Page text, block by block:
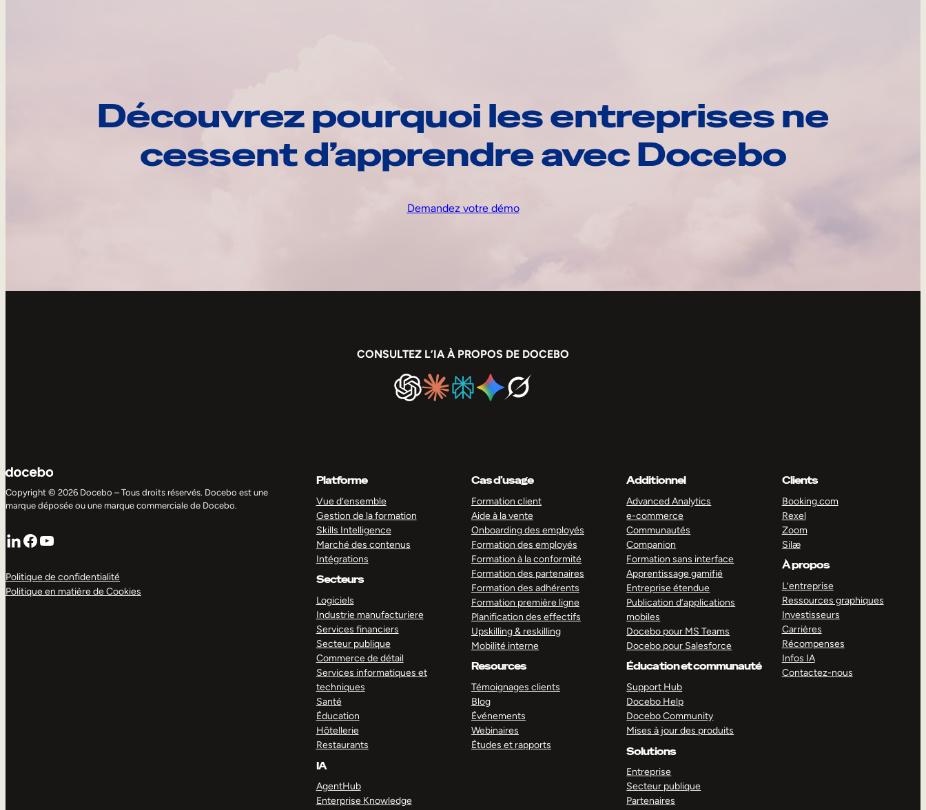
Découvrez pourquoi les entreprises ne
cessent d’apprendre avec Docebo
Demandez votre démo
CONSULTEZ L’IA À PROPOS DE DOCEBO
Copyright © 2026 Docebo – Tous droits réservés. Docebo est une
marque déposée ou une marque commerciale de Docebo.
LinkedIn
Facebook
YouTube
Politique de confidentialité
Politique en matière de Cookies
Platforme
Vue d’ensemble
Gestion de la formation
Skills Intelligence
Marché des contenus
Intégrations
Secteurs
Logiciels
Industrie manufacturiere
Services financiers
Secteur publique
Commerce de détail
Services informatiques et
techniques
Santé
Éducation
Hôtellerie
Restaurants
IA
AgentHub
Enterprise Knowledge
Cas d’usage
Formation client
Aide à la vente
Onboarding des employés
Formation des employés
Formation à la conformité
Formation des partenaires
Formation des adhérents
Formation première ligne
Planification des effectifs
Upskilling & reskilling
Mobilité interne
Resources
Témoignages clients
Blog
Événements
Webinaires
Études et rapports
Additionnel
Advanced Analytics
e-commerce
Communautés
Companion
Formation sans interface
Apprentissage gamifié
Entreprise étendue
Publication d’applications
mobiles
Docebo pour MS Teams
Docebo pour Salesforce
Éducation et communauté
Support Hub
Docebo Help
Docebo Community
Mises à jour des produits
Solutions
Entreprise
Secteur publique
Partenaires
Clients
Booking.com
Rexel
Zoom
Silæ
À propos
L’entreprise
Ressources graphiques
Investisseurs
Carrières
Récompenses
Infos IA
Contactez-nous